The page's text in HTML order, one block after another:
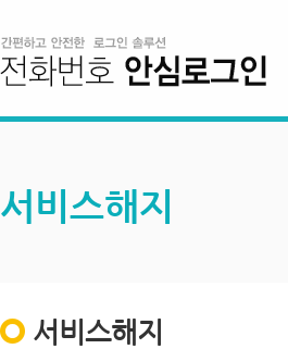
서비스해지
서비스해지